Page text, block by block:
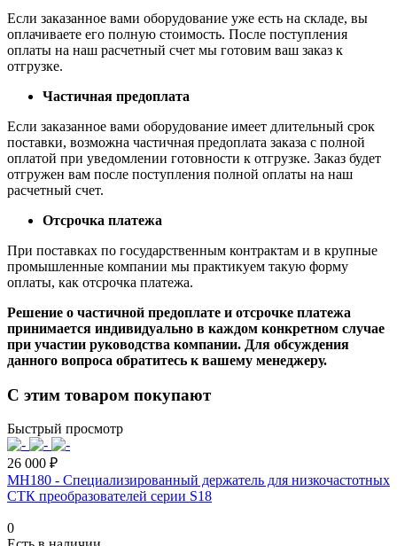
Если заказанное вами оборудование уже есть на складе, вы
оплачиваете его полную стоимость. После поступления
оплаты на наш расчетный счет мы готовим ваш заказ к
отгрузке.
Частичная предоплата
Если заказанное вами оборудование имеет длительный срок
поставки, возможна частичная предоплата заказа с полной
оплатой при уведомлении готовности к отгрузке. Заказ будет
отгружен вам после поступления полной оплаты на наш
расчетный счет.
Отсрочка платежа
При поставках по государственным контрактам и в крупные
промышленные компании мы практикуем такую форму
оплаты, как отсрочка платежа.
Решение о частичной предоплате и отсрочке платежа
принимается индивидуально в каждом конкретном случае
при участии руководства компании. Для обсуждения
данного вопроса обратитесь к вашему менеджеру.
С этим товаром покупают
Быстрый просмотр
26 000 ₽
MH180 - Специализированный держатель для низкочастотных
СТК преобразователей серии S18
0